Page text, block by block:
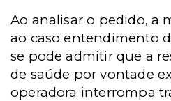
Ao analisar o pedido, a
ao caso entendimento
se pode admitir que a
de saúde por vontade
operadora interrompa